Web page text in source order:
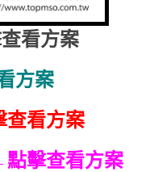
看方案
方案
看方案
擊查看方案